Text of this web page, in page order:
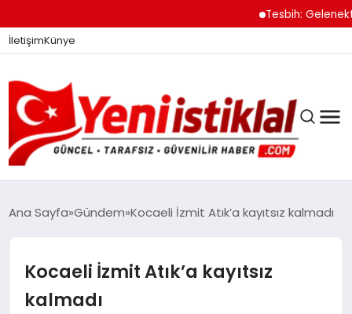
Tesbih: Gelenekten
İletişimKünye
DÜNYA
Ana Sayfa Gündem Kocaeli İzmit Atık’a kayıtsız kalmadı
Kocaeli İzmit Atık’a kayıtsız
kalmadı